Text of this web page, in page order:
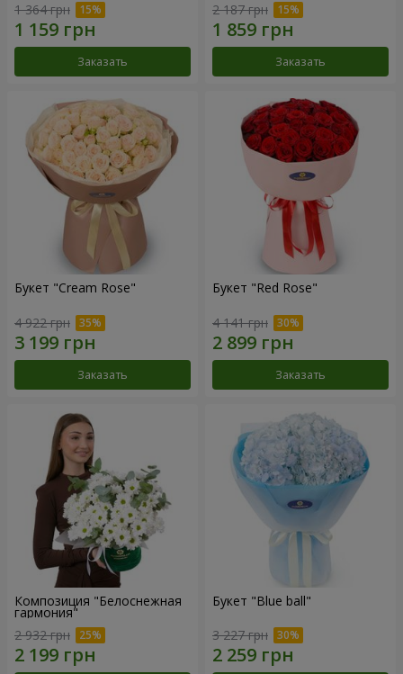
1 364 грн
Заказать
2 187 грн
Заказать
Букет "Cream Rose"
4 922 грн
Заказать
Букет "Red Rose"
4 141 грн
Заказать
Композиция "Белоснежная
гармония"
2 932 грн
Букет "Blue ball"
3 227 грн